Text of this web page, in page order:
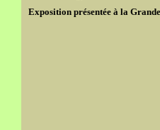
Exposition présentée à la